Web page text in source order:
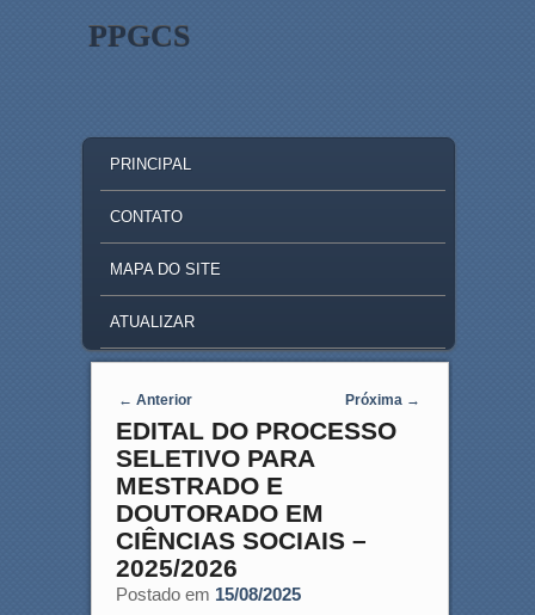
PPGCS
SKIP TO PRIMARY CONTENT
SKIP TO SECONDARY CONTENT
PRINCIPAL
CONTATO
MAPA DO SITE
ATUALIZAR
Post navigation
← Anterior Próxima →
EDITAL DO PROCESSO
SELETIVO PARA
MESTRADO E
DOUTORADO EM
CIÊNCIAS SOCIAIS –
2025/2026
Postado em 15/08/2025